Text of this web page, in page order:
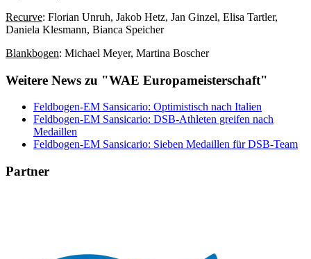
Recurve: Florian Unruh, Jakob Hetz, Jan Ginzel, Elisa Tartler,
Daniela Klesmann, Bianca Speicher
Blankbogen: Michael Meyer, Martina Boscher
Weitere News zu "WAE Europameisterschaft"
Feldbogen-EM Sansicario: Optimistisch nach Italien
Feldbogen-EM Sansicario: DSB-Athleten greifen nach
Medaillen
Feldbogen-EM Sansicario: Sieben Medaillen für DSB-Team
Partner